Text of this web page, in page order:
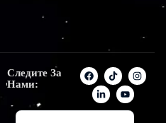
Следите За
Нами:
English
العربية